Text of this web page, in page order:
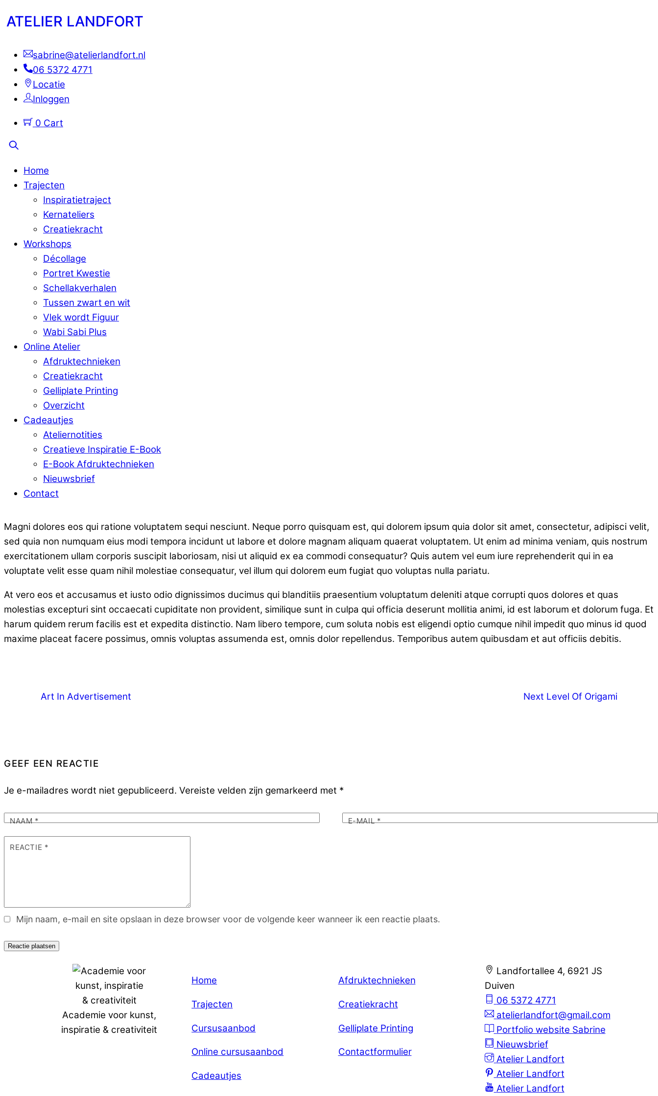
to
ATELIER LANDFORT
sabrine@atelierlandfort.nl
06 5372 4771
Locatie
Inloggen
0 Cart
Home
Trajecten
Inspiratietraject
Kernateliers
Creatiekracht
Workshops
Décollage
Portret Kwestie
Schellakverhalen
Tussen zwart en wit
Vlek wordt Figuur
Wabi Sabi Plus
Online Atelier
Afdruktechnieken
Creatiekracht
Gelliplate Printing
Overzicht
Cadeautjes
Ateliernotities
Creatieve Inspiratie E-Book
E-Book Afdruktechnieken
Nieuwsbrief
Contact
Magni dolores eos qui ratione voluptatem sequi nesciunt. Neque porro quisquam est, qui dolorem ipsum quia dolor sit amet, consectetur, adipisci velit,
sed quia non numquam eius modi tempora incidunt ut labore et dolore magnam aliquam quaerat voluptatem. Ut enim ad minima veniam, quis nostrum
exercitationem ullam corporis suscipit laboriosam, nisi ut aliquid ex ea commodi consequatur? Quis autem vel eum iure reprehenderit qui in ea
voluptate velit esse quam nihil molestiae consequatur, vel illum qui dolorem eum fugiat quo voluptas nulla pariatu.
At vero eos et accusamus et iusto odio dignissimos ducimus qui blanditiis praesentium voluptatum deleniti atque corrupti quos dolores et quas
molestias excepturi sint occaecati cupiditate non provident, similique sunt in culpa qui officia deserunt mollitia animi, id est laborum et dolorum fuga. Et
harum quidem rerum facilis est et expedita distinctio. Nam libero tempore, cum soluta nobis est eligendi optio cumque nihil impedit quo minus id quod
maxime placeat facere possimus, omnis voluptas assumenda est, omnis dolor repellendus. Temporibus autem quibusdam et aut officiis debitis.
Art In Advertisement Next Level Of Origami
GEEF EEN REACTIE
Je e-mailadres wordt niet gepubliceerd. Vereiste velden zijn gemarkeerd met *
NAAM* E-MAIL*
REACTIE *
Mijn naam, e-mail en site opslaan in deze browser voor de volgende keer wanneer ik een reactie plaats.
Academie voor kunst,
inspiratie & creativiteit
Home
Trajecten
Cursusaanbod
Online cursusaanbod
Cadeautjes
Afdruktechnieken
Creatiekracht
Gelliplate Printing
Contactformulier
Landfortallee 4, 6921 JS
Duiven
06 5372 4771
atelierlandfort@gmail.com
Portfolio website Sabrine
Nieuwsbrief
Atelier Landfort
Atelier Landfort
Atelier Landfort